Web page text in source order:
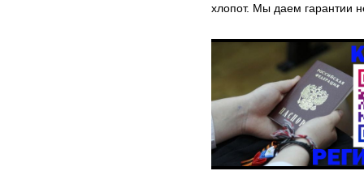
хлопот. Мы даем гарантии